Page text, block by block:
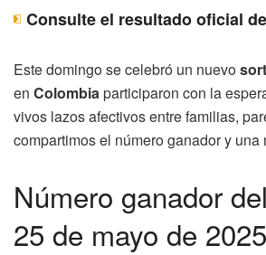
Consulte el resultado oficial
Este domingo se celebró un nuevo
en Colombiaparticiparon con la
vivos lazos afectivos entre familias,
compartimos el número ganador y
Número ganador
25 de mayo de 2025